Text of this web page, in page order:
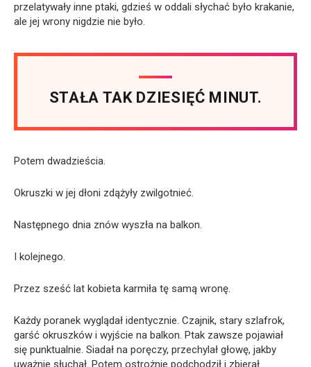
przelatywały inne ptaki, gdzieś w oddali słychać było krakanie,
ale jej wrony nigdzie nie było.
STAŁA TAK DZIESIĘĆ MINUT.
Potem dwadzieścia.
Okruszki w jej dłoni zdążyły zwilgotnieć.
Następnego dnia znów wyszła na balkon.
I kolejnego.
Przez sześć lat kobieta karmiła tę samą wronę.
Każdy poranek wyglądał identycznie. Czajnik, stary szlafrok,
garść okruszków i wyjście na balkon. Ptak zawsze pojawiał
się punktualnie. Siadał na poręczy, przechylał głowę, jakby